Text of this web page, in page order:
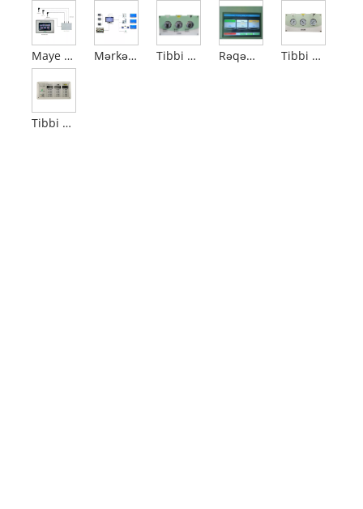
Maye kristal qaz həyəcanı Mərkəzləşdirilmiş monitorinq Tibbi Qaz Sahəsi Siqnalı Rəqəmsal displeyli ərazi klapan siqnalı Tibbi sahə klapan siqnalı
Tibbi qaz siqnalı